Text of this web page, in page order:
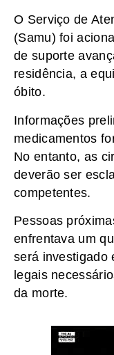
O Serviço de
(Samu) foi
de suporte
residência, a
óbito.
Informações
medicamentos
No entanto, as
deverão ser
competentes.
Pessoas
enfrentava um
será investigado
legais
da morte.